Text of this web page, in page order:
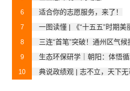
6 适合你的志愿服务，来了！
7 一图读懂 | 《“十五五”时期美
8 三连“首笔”突破！通州区气候
9 生态环保研学｜朝阳：体悟循
10 典说政绩观 | 志不立，天下无